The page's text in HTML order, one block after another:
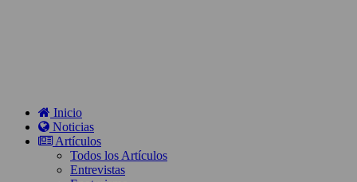
Inicio
Noticias
Artículos
Todos los Artículos
Entrevistas